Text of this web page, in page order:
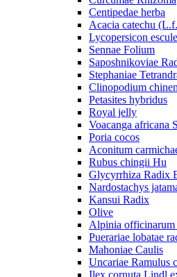
Centipedae herba
Acacia catechu
Lycopersicon
Sennae Folium
Saposhnikoviae
Stephaniae
Clinopodium
Petasites hybridus
Royal jelly
Voacanga africana
Poria cocos
Aconitum
Rubus chingii Hu
Glycyrrhiza Radix
Nardostachys
Kansui Radix
Olive
Alpinia officinarum
Puerariae lobatae
Mahoniae Caulis
Uncariae Ramulus
Ilex cornuta